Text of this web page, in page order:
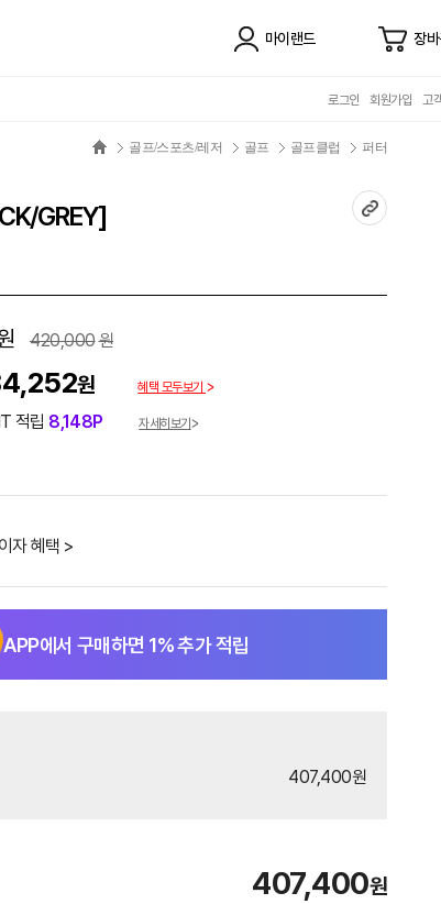
마이랜드 장
로그인 회원가입 고
골프/스포츠/레저 골프 골프클럽 퍼터
GREY]
420,000원
원 혜택 모두보기
적립 8,148P 자세히보기
자 혜택 >
APP에서 구매하면 1% 추가 적립
407,400원
407,400원